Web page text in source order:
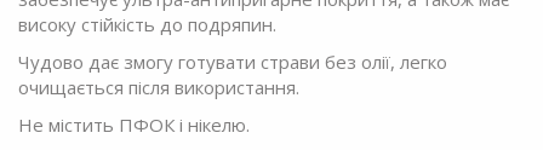
високу стійкість до подряпин.
Чудово дає змогу готувати страви без олії, легко
очищається після використання.
Не містить ПФОК і нікелю.